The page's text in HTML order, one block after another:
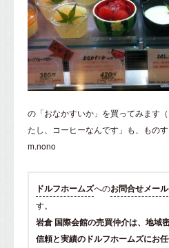
の「おなかすいか」を買ってみます
たし、コーヒーなんです」も、もの
m.nono
ドルフホームズへのお問合せメール
す。
岩倉 国際会館の売買仲介は、地域
信頼と実績のドルフホームズにお任